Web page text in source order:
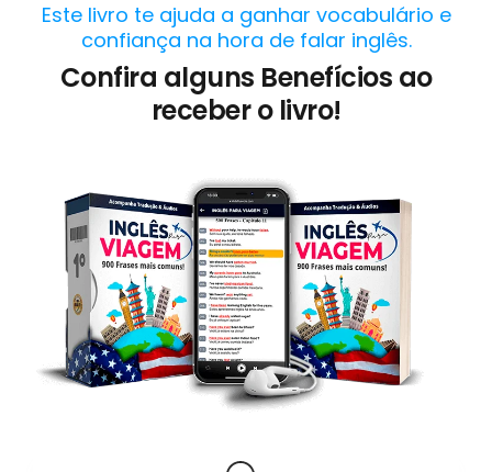
Este livro te ajuda a ganhar vocabulário e
confiança na hora de falar inglês.
Confira alguns Benefícios ao
receber o livro!